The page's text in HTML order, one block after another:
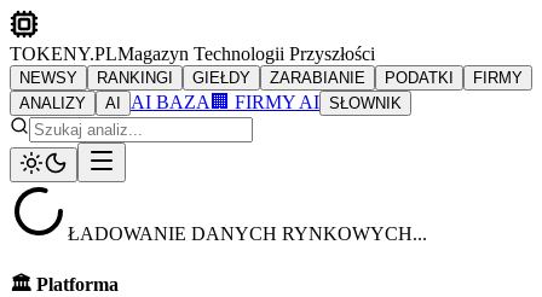
TOKENY.PLMagazyn Technologii Przyszłości
NEWSY RANKINGI GIEŁDY ZARABIANIE PODATKI
FIRMY
ANALIZY
AI AI BAZA 🏢 FIRMY AI SŁOWNIK
ŁADOWANIE DANYCH RYNKOWYCH...
🏛️ Platforma